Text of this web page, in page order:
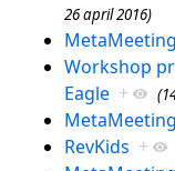
26 april 2016)
Workshop
Eagle +
RevKids +